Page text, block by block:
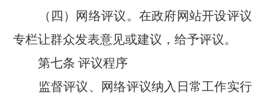
（四）网络评议。在政府网站开设评议
专栏让群众发表意见或建议，给予评议。
第七条 评议程序
监督评议、网络评议纳入日常工作实行